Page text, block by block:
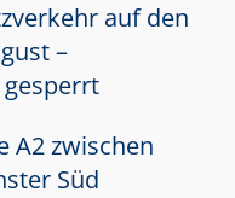
auf den
–
gesperrt
A2 zwischen
Süd